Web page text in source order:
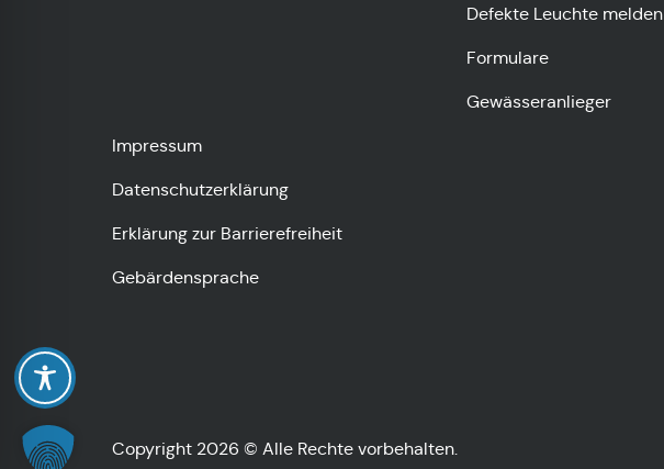
Defekte Leuchte melden
Formulare
Gewässeranlieger
Impressum
Datenschutzerklärung
Erklärung zur Barrierefreiheit
Gebärdensprache
Copyright 2026 © Alle Rechte vorbehalten.